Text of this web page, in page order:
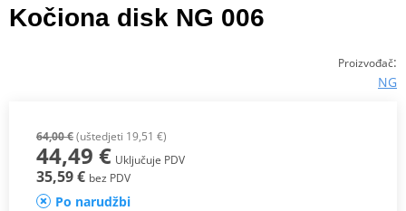
Kočiona disk NG 006
Proizvođač:
NG
64,00 €(uštedjeti 19,51 €)
44,49 € Uključuje PDV
35,59 € bez PDV
Po narudžbi